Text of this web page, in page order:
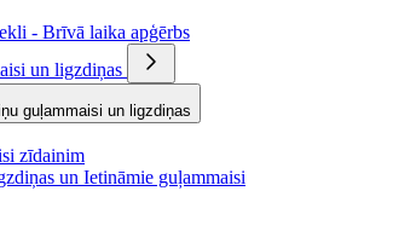
- Brīvā laika apģērbs
un ligzdiņas
guļammaisi un ligzdiņas
zīdainim
un Ietināmie guļammaisi